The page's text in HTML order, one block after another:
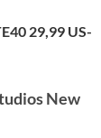
29,99 US-
New